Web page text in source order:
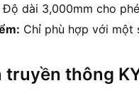
Độ dài 3,000mm cho
Chỉ phù hợp với một
truyền thông